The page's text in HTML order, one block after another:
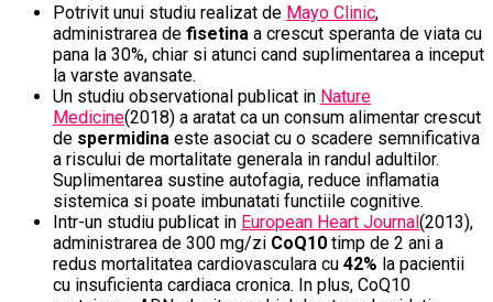
Potrivit unui studiu realizat de Mayo Clinic,
administrarea de fisetina a crescut speranta de viata cu
pana la 30%, chiar si atunci cand suplimentarea a inceput
la varste avansate.
Un studiu observational publicat in Nature
Medicine(2018) a aratat ca un consum alimentar crescut
de spermidina este asociat cu o scadere semnificativa
a riscului de mortalitate generala in randul adultilor.
Suplimentarea sustine autofagia, reduce inflamatia
sistemica si poate imbunatati functiile cognitive.
Intr-un studiu publicat in European Heart Journal(2013),
administrarea de 300 mg/zi CoQ10 timp de 2 ani a
redus mortalitatea cardiovasculara cu 42% la pacientii
cu insuficienta cardiaca cronica. In plus, CoQ10